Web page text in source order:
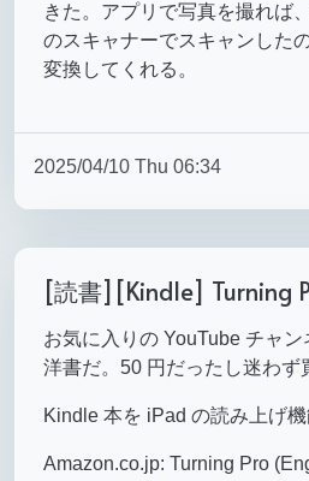
きた。アプリで写真を撮れば
のスキャナーでスキャンした
変換してくれる。
2025/04/10 Thu 06:34
[読書][Kindle] Turning
お気に入りの YouTube チャ
洋書だ。50 円だったし迷わず
Kindle 本を iPad の読み上げ機
Amazon.co.jp: Turning Pro